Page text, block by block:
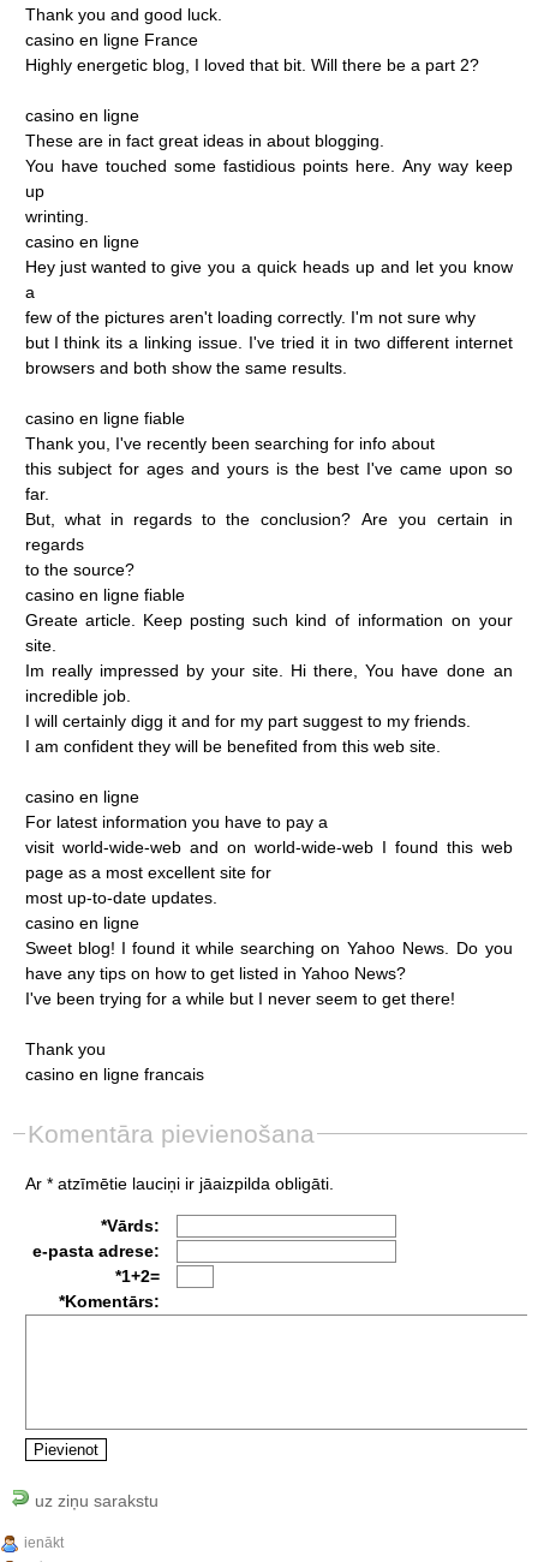
Thank you and good luck.
casino en ligne France
Highly energetic blog, I loved that bit. Will there be a part 2?
casino en ligne
These are in fact great ideas in about blogging.
You have touched some fastidious points here. Any way keep
up
wrinting.
casino en ligne
Hey just wanted to give you a quick heads up and let you know
a
few of the pictures aren't loading correctly. I'm not sure why
but I think its a linking issue. I've tried it in two different internet
browsers and both show the same results.
casino en ligne fiable
Thank you, I've recently been searching for info about
this subject for ages and yours is the best I've came upon so
far.
But,
what in regards to the conclusion? Are you certain
in
regards
to the source?
casino en ligne fiable
Greate article. Keep posting such kind of information on your
site.
Im really impressed by your site. Hi there, You have done an
incredible job.
I will certainly digg it and for my part suggest to my friends.
I am confident they will be benefited from this web site.
casino en ligne
For latest information you have to pay a
visit world-wide-web and on world-wide-web I found this web
page as a most excellent site for
most up-to-date updates.
casino en ligne
Sweet blog! I found it while searching on Yahoo News. Do you
have any tips on how to get listed in Yahoo News?
I've been trying for a while but I never seem to get there!
Thank you
casino en ligne francais
Komentāra pievienošana
Ar * atzīmētie lauciņi ir jāaizpilda obligāti.
*Vārds:
e-pasta adrese:
*1+2=
*Komentārs:
uz ziņu sarakstu
ienākt